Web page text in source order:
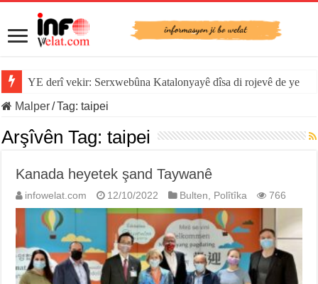
YE derî vekir: Serxwebûna Katalonyayê dîsa di rojevê de ye
Malper/Tag:taipei
Arşîvên Tag:taipei
Kanada heyetek şand Taywanê
infowelat.com 12/10/2022 Bulten, Polîtîka 766